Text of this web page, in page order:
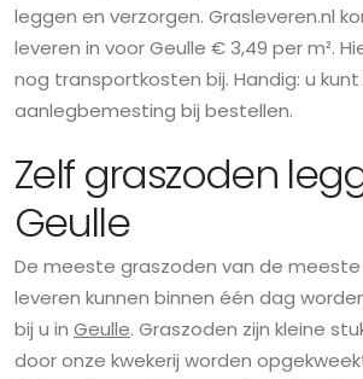
leggen en verzorgen. Grasleveren.nl
leveren in voor Geulle € 3,49 per m².
nog transportkosten bij. Handig: u
aanlegbemesting bij bestellen.
Zelf graszoden
Geulle
De meeste graszoden van de meeste
leveren kunnen binnen één dag
bij u in Geulle. Graszoden zijn kleine
door onze kwekerij worden